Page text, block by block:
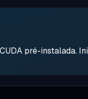
pré-instalada.